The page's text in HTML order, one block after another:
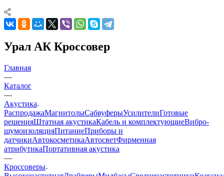
Урал АК Кроссовер
Главная
—
Каталог
—
Акустика
РаспродажаМагнитолыСабвуферыУсилителиГотовые
решенияШтатная акустикаКабель и комплектующиеВибро-
шумоизоляцияПитаниеПриборы и
датчикиАвтокосметикаАвтосветФирменная
атрибутикаПортативная акустика
—
Кроссоверы